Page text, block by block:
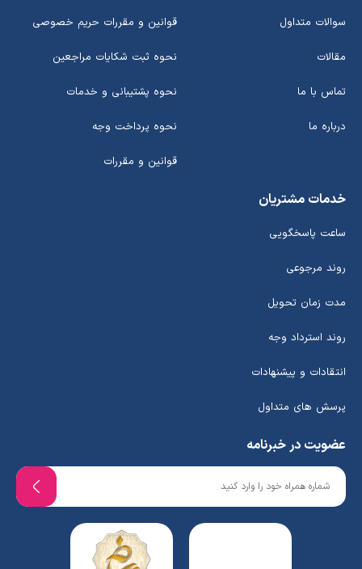
سوالات متداول
مقالات
تماس با ما
درباره ما
قوانین و مقررات حریم خصوصی
نحوه ثبت شکایات مراجعین
نحوه پشتیبانی و خدمات
نحوه پرداخت وجه
قوانین و مقررات
خدمات مشتریان
ساعت پاسخگویی
روند مرجوعی
مدت زمان تحویل
روند استرداد وجه
انتقادات و پیشنهادات
پرسش های متداول
عضویت در خبرنامه